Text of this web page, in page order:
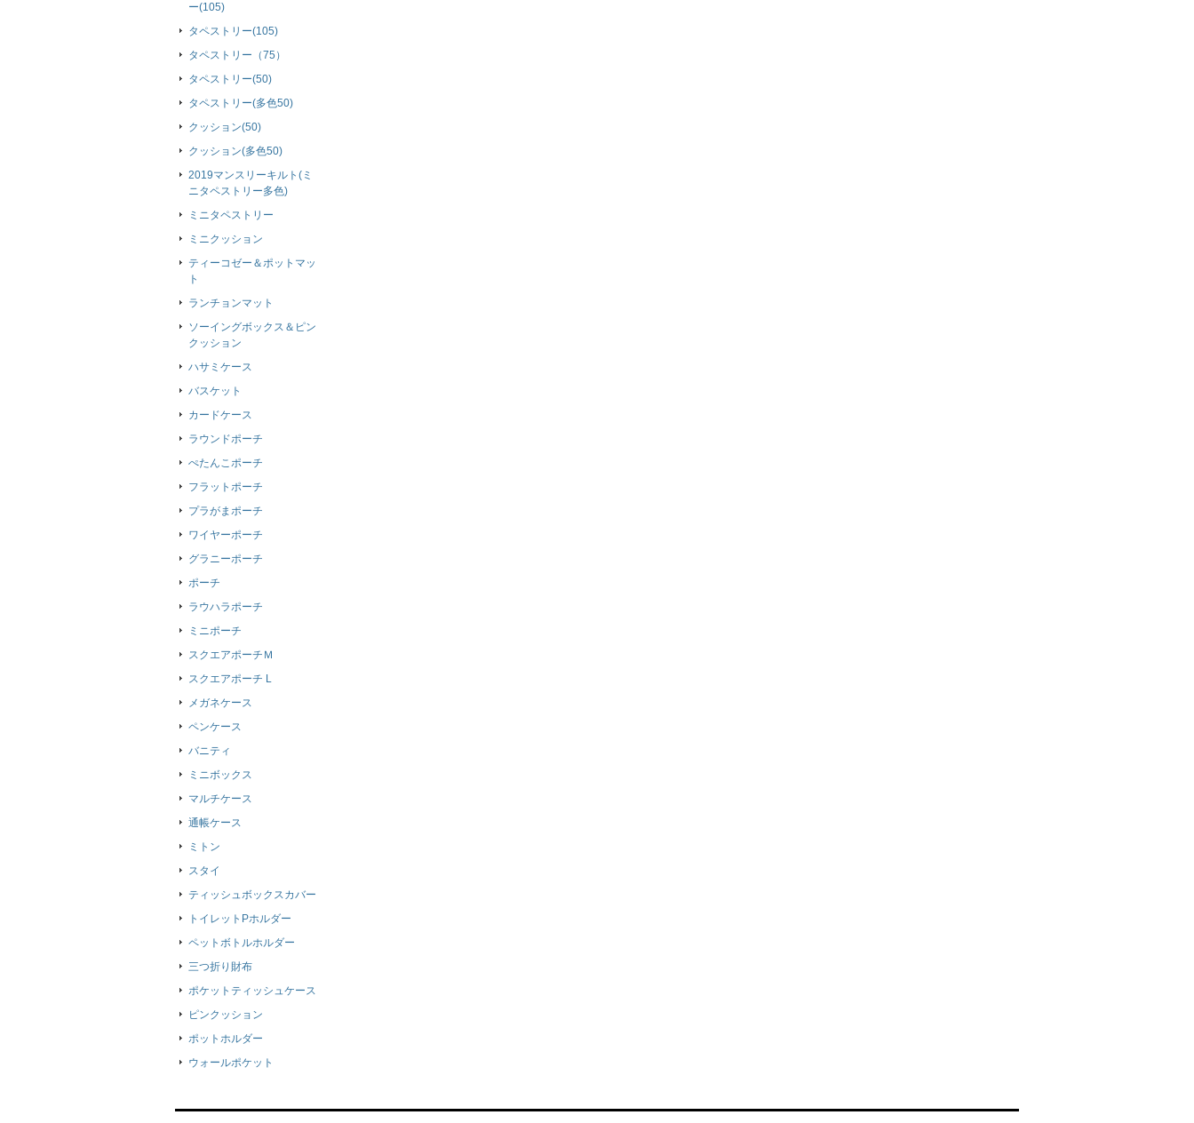
ー(105)
タペストリー(105)
タペストリー（75）
タペストリー(50)
タペストリー(多色50)
クッション(50)
クッション(多色50)
2019マンスリーキルト(ミ
ニタペストリー多色)
ミニタペストリー
ミニクッション
ティーコゼー＆ポットマッ
ト
ランチョンマット
ソーイングボックス＆ピン
クッション
ハサミケース
バスケット
カードケース
ラウンドポーチ
ぺたんこポーチ
フラットポーチ
プラがまポーチ
ワイヤーポーチ
グラニーポーチ
ポーチ
ラウハラポーチ
ミニポーチ
スクエアポーチＭ
スクエアポーチ L
メガネケース
ペンケース
バニティ
ミニボックス
マルチケース
通帳ケース
ミトン
スタイ
ティッシュボックスカバー
トイレットPホルダー
ペットボトルホルダー
三つ折り財布
ポケットティッシュケース
ピンクッション
ポットホルダー
ウォールポケット